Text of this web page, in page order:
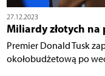
27.12.2023
Miliardy złotych
Premier Donald Tusk
okołobudżetową po